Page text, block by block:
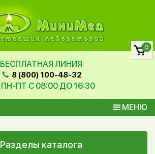
БЕСПЛАТНАЯ ЛИНИЯ
8 (800) 100-48-32
ПН-ПТ С 08:00 ДО 16:30
МЕНЮ
0
Разделы каталога